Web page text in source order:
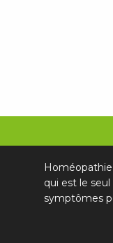
qui est le
symptômes